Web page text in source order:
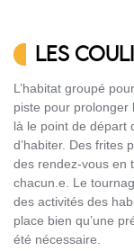
LES
L’habitat groupé
piste pour prolonger
là le point de départ
d’habiter. Des frites
des rendez-vous en
chacun.e. Le
des activités des
place bien qu’une
été nécessaire.